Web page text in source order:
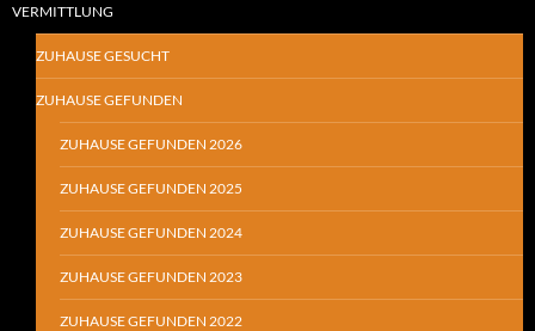
VERMITTLUNG
ZUHAUSE GESUCHT
ZUHAUSE GEFUNDEN
ZUHAUSE GEFUNDEN 2026
ZUHAUSE GEFUNDEN 2025
ZUHAUSE GEFUNDEN 2024
ZUHAUSE GEFUNDEN 2023
ZUHAUSE GEFUNDEN 2022